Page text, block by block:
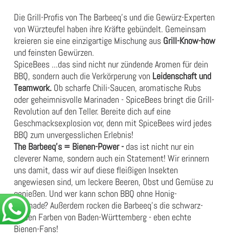
Die Grill-Profis von The Barbeeq's und die Gewürz-Experten
von Würzteufel haben ihre Kräfte gebündelt. Gemeinsam
kreieren sie eine einzigartige Mischung aus Grill-Know-how
und feinsten Gewürzen.
SpiceBees ...das sind nicht nur zündende Aromen für dein
BBQ, sondern auch die Verkörperung von Leidenschaft und
Teamwork. Ob scharfe Chili-Saucen, aromatische Rubs
oder geheimnisvolle Marinaden - SpiceBees bringt die Grill-
Revolution auf den Teller. Bereite dich auf eine
Geschmacksexplosion vor, denn mit SpiceBees wird jedes
BBQ zum unvergesslichen Erlebnis!
The Barbeeq's = Bienen-Power - das ist nicht nur ein
cleverer Name, sondern auch ein Statement! Wir erinnern
uns damit, dass wir auf diese fleißigen Insekten
angewiesen sind, um leckere Beeren, Obst und Gemüse zu
genießen. Und wer kann schon BBQ ohne Honig-
Marinade? Außerdem rocken die Barbeeq's die schwarz-
gelben Farben von Baden-Württemberg - eben echte
Bienen-Fans!